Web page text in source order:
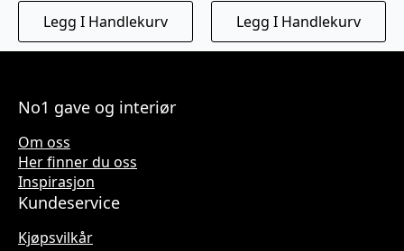
Legg I Handlekurv Legg I Handlekurv
No1 gave og interiør
Om oss
Her finner du oss
Inspirasjon
Kundeservice
Kjøpsvilkår